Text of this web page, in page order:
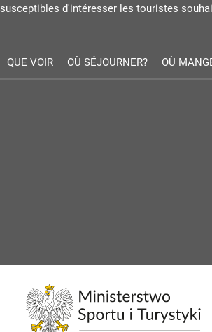
susceptibles d'intéresser les touristes
QUE VOIR OÙ SÉJOURNER? OÙ